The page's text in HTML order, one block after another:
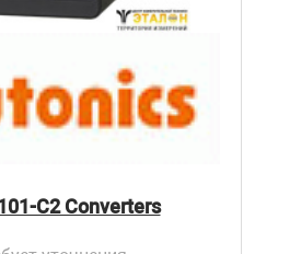
C2 Converters